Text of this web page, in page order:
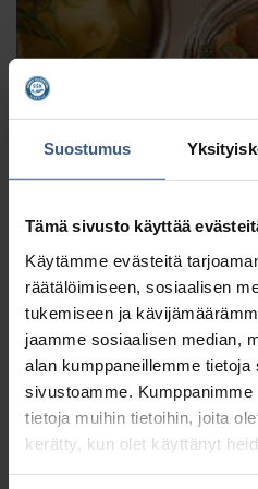
Suostumus
Tämä sivusto käyttää
Käytämme evästeitä
räätälöimiseen, sosiaalisen
tukemiseen ja
jaamme sosiaalisen median,
alan kumppaneillemme
sivustoamme.
tietoja muihin tietoihin, joita
kerätty, kun olet käyttänyt